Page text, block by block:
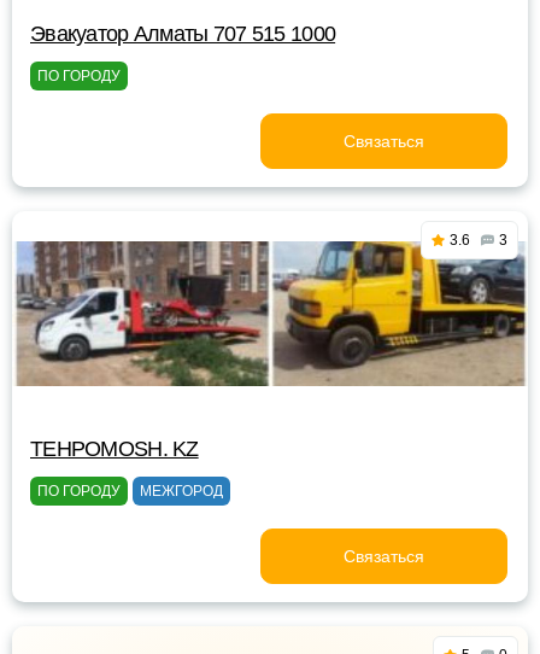
Эвакуатор Алматы 707 515 1000
ПО ГОРОДУ
Связаться
3.6 3
TEHPOMOSH. KZ
ПО ГОРОДУ МЕЖГОРОД
Связаться